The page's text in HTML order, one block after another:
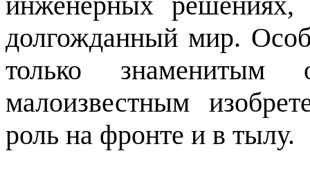
долгожданный мир.
только
малоизвестным
роль на фронте и в тылу.